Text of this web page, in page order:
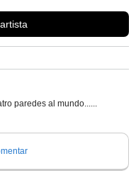
de
paredes al mundo......